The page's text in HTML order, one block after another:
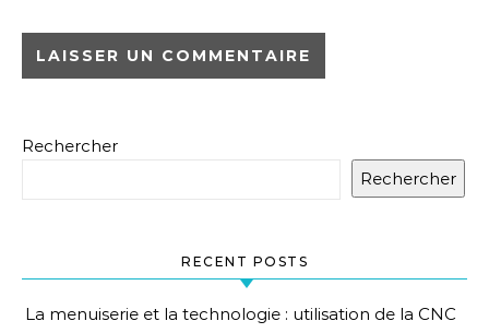
Rechercher
Rechercher
RECENT POSTS
La menuiserie et la technologie : utilisation de la CNC